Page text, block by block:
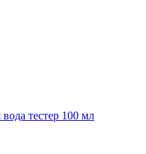
тестер 100 мл